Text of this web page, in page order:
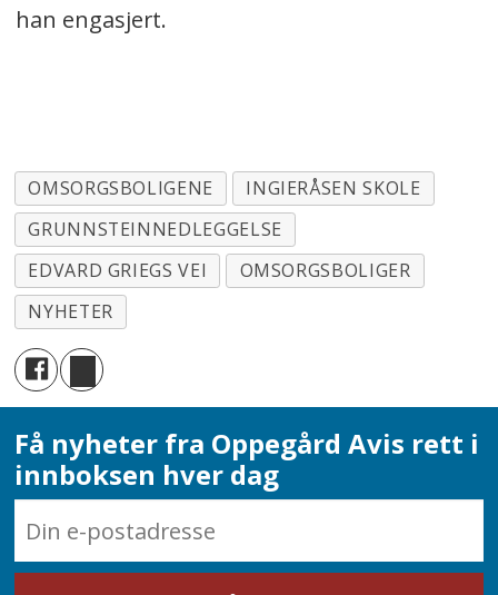
han engasjert.
OMSORGSBOLIGENE
INGIERÅSEN SKOLE
GRUNNSTEINNEDLEGGELSE
EDVARD GRIEGS VEI
OMSORGSBOLIGER
NYHETER
Få nyheter fra Oppegård Avis rett i
innboksen hver dag